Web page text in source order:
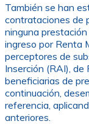
También se han
contrataciones de
ninguna
ingreso por Renta
perceptores de
Inserción (RAI),
beneficiarias de
continuación,
referencia,
anteriores.